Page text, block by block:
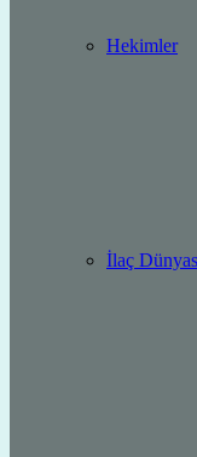
Hekimler
İlaç